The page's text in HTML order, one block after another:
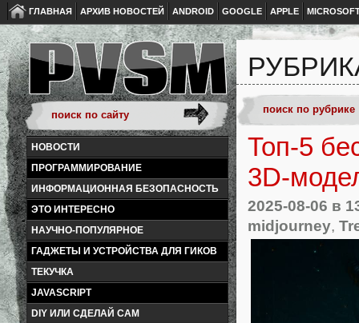
ГЛАВНАЯ АРХИВ НОВОСТЕЙ ANDROID GOOGLE APPLE
НОВОСТИ
ПРОГРАММИРОВАНИЕ
ИНФОРМАЦИОННАЯ БЕЗОПАСНОСТЬ
ЭТО ИНТЕРЕСНО
НАУЧНО-ПОПУЛЯРНОЕ
ГАДЖЕТЫ И УСТРОЙСТВА ДЛЯ ГИКОВ
ТЕКУЧКА
JAVASCRIPT
DIY ИЛИ СДЕЛАЙ САМ
Топ-5
3D-
2025-08-06 в
midjourney,